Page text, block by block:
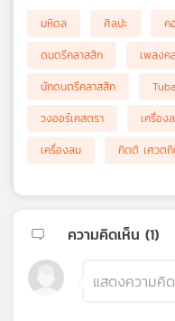
มหิดล ศิลปะ ค
ดนตรีคลาสสิก
เพลงค
นักดนตรีคลาสสิก
Tuba
วงออร์เคสตรา
เครื่อง
เครื่องลม
กิตติ เศวต
ความคิดเห็น (1)